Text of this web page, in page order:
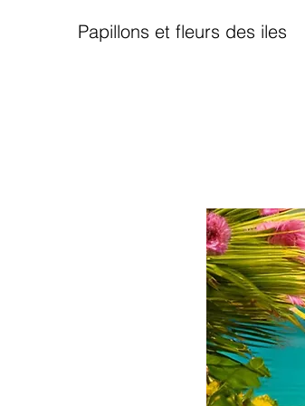
Papillons et fleurs des iles